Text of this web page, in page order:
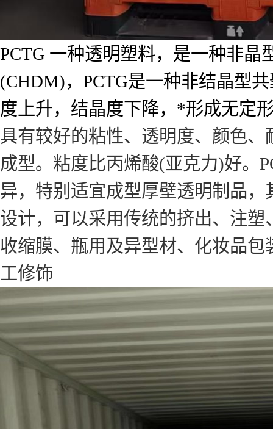
PCTG 一种透明塑料，是一种非
(CHDM)，PCTG是一种非结晶型
度上升，结晶度下降，*形成无定
具有较好的粘性、透明度、颜色
成型。粘度比丙烯酸(亚克力)好。
异，特别适宜成型厚壁透明制品
设计，可以采用传统的挤出、注
收缩膜、瓶用及异型材、化妆品
工修饰